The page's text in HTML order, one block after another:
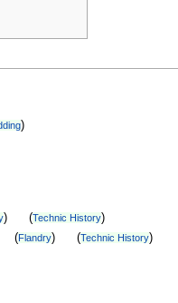
)
) (Technic History)
(Flandry) (Technic History)